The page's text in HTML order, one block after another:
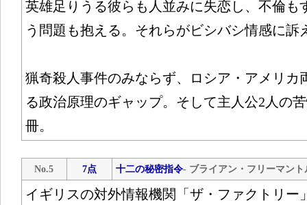
英雄足りうる彼らも人並みに失恋し、不倫も
う問題も抱える。それらがビシバシ情感に訴
猟奇殺人事件のみならず、ロシア・アメリカ
る政治原理のギャップ。そして主人公2人の
冊。
No.5 7点 十二の秘密指令- ブライアン・フリーマント
イギリスの対外情報機関「ザ・ファクトリー